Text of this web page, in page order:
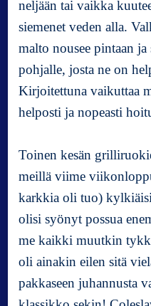
neljään tai vaikka
siemenet veden alla.
malto nousee pintaan
pohjalle, josta ne on
Kirjoitettuna vaikuttaa
helposti ja nopeasti
Toinen kesän
meillä viime
karkkia oli tuo)
olisi syönyt possua
me kaikki muutkin
oli ainakin eilen sitä
pakkaseen juhannusta